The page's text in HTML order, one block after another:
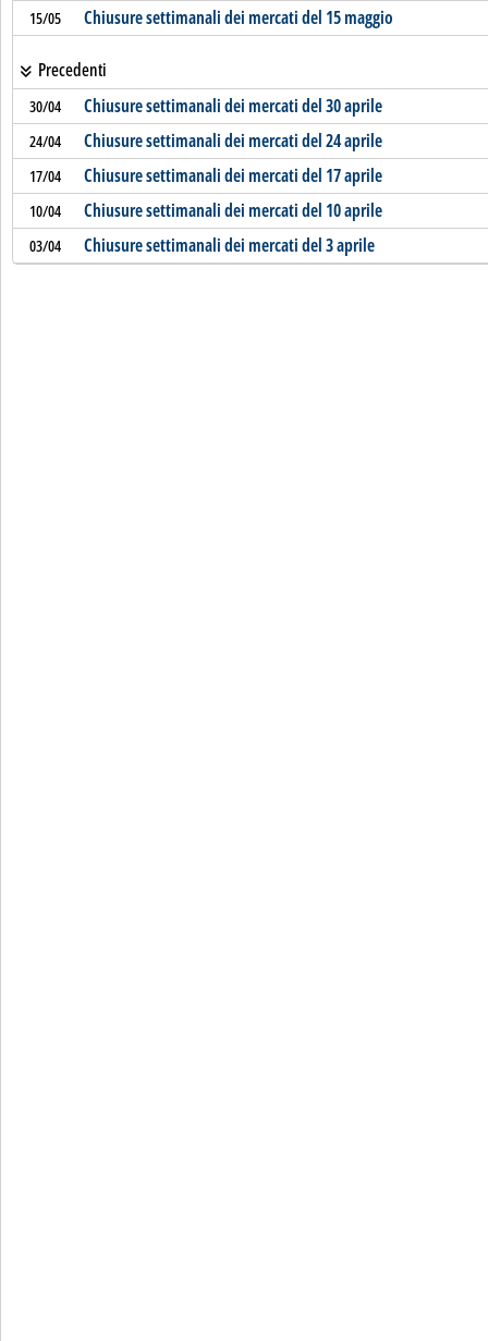
15/05 Chiusure settimanali dei mercati del 15 maggio
Precedenti
30/04 Chiusure settimanali dei mercati del 30 aprile
24/04 Chiusure settimanali dei mercati del 24 aprile
17/04 Chiusure settimanali dei mercati del 17 aprile
10/04 Chiusure settimanali dei mercati del 10 aprile
03/04 Chiusure settimanali dei mercati del 3 aprile